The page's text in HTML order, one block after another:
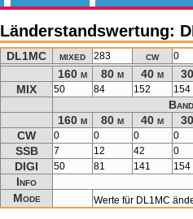
Länderstandswertung:
DL1MC mixed 283 cw 0
160 m 80 m 40 m
MIX
50 84 152 154
160 m
80 m 40 m
CW
0 0 0 0
SSB 7 12 42 0
DIGI 50 81 141 154
Info
Mode
Werte für DL1MC